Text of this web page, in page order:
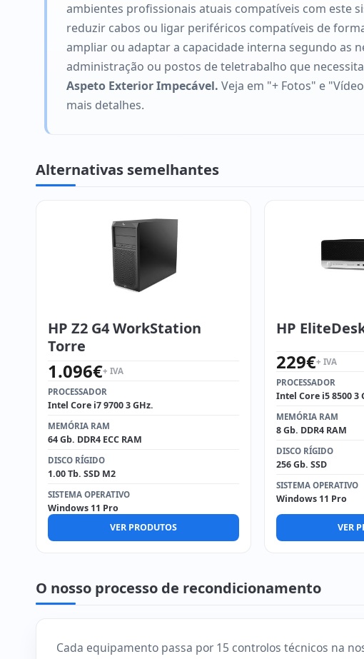
ambientes profissionais atuais compatíveis com este
reduzir cabos ou ligar periféricos compatíveis de
ampliar ou adaptar a capacidade interna segundo as
administração ou postos de teletrabalho que
Aspeto Exterior Impecável. Veja em "+ Fotos" e
mais detalhes.
Alternativas semelhantes
HP Z2 G4 WorkStation
Torre
1.096€+ IVA
PROCESSADOR
Intel Core i7 9700 3 GHz.
MEMÓRIA RAM
64 Gb. DDR4 ECC RAM
DISCO RÍGIDO
1.00 Tb. SSD M2
SISTEMA OPERATIVO
Windows 11 Pro
VER PRODUTOS
HP
229€+ IVA
PROCESSADOR
Intel Core i5 8500 3
MEMÓRIA RAM
8 Gb. DDR4 RAM
DISCO RÍGIDO
256 Gb. SSD
SISTEMA OPERATIVO
Windows 11 Pro
VER
O nosso processo de recondicionamento
Cada equipamento passa por 15 controlos técnicos na